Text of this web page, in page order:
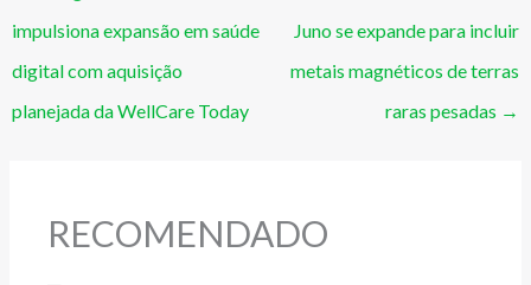
impulsiona expansão em saúde
digital com aquisição
planejada da WellCare Today
Juno se expande para incluir
metais magnéticos de terras
raras pesadas →
RECOMENDADO